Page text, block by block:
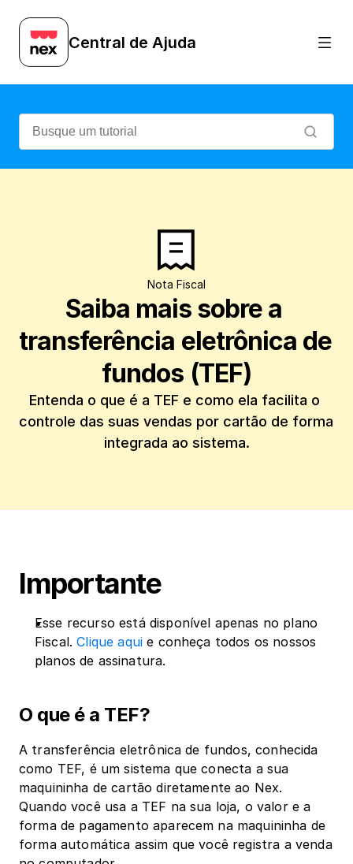
Central de Ajuda
Nota Fiscal
Saiba mais sobre a
transferência eletrônica de
fundos (TEF)
Entenda o que é a TEF e como ela facilita o
controle das suas vendas por cartão de forma
integrada ao sistema.
Importante
Esse recurso está disponível apenas no plano
Fiscal. Clique aqui e conheça todos os nossos
planos de assinatura.
O que é a TEF?
A transferência eletrônica de fundos, conhecida
como TEF, é um sistema que conecta a sua
maquininha de cartão diretamente ao Nex.
Quando você usa a TEF na sua loja, o valor e a
forma de pagamento aparecem na maquininha de
forma automática assim que você registra a venda